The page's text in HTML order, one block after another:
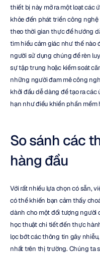
thiết bị này mở ra một loạt các
khỏe đến phát triển công
theo thời gian thực để hướng
tìm hiểu cảm giác như thế nào
người sử dụng chúng để rèn
sự tập trung hoặc kiểm soát
những người đam mê công
khởi đầu dễ dàng để tạo ra các
hạn như điều khiển phần
So sánh các
hàng đầu
Với rất nhiều lựa chọn có sẵn,
có thể khiến bạn cảm thấy
dành cho một đối tượng người
học thuật chi tiết đến thực
lọc bớt các thông tin gây
nhất trên thị trường. Chúng ta